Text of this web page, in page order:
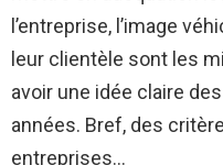
l’entreprise, l’image
leur clientèle sont les
avoir une idée claire
années. Bref, des
entreprises…